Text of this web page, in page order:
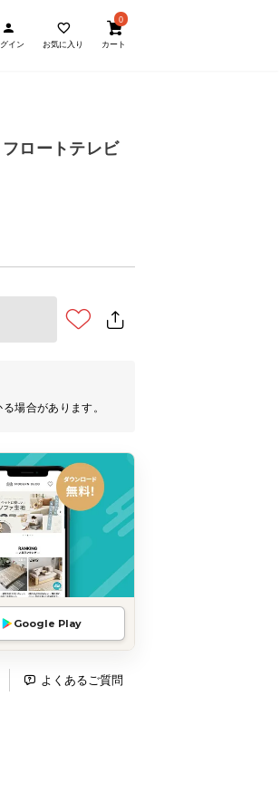
イン お気に入り
0
カート
ロートテレビ
場合があります。
Google Play
よくあるご質問